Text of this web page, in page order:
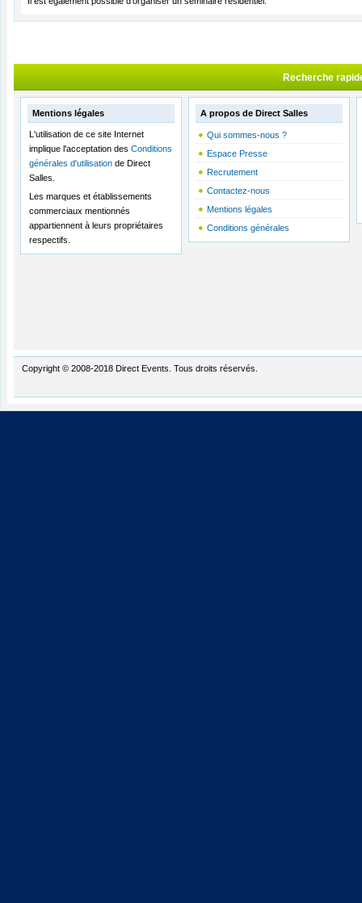
Recherche
Mentions légales
L'utilisation de ce site Internet
implique l'acceptation des Conditions
générales d'utilisation de Direct
Salles.
Les marques et établissements
commerciaux mentionnés
appartiennent à leurs propriétaires
respectifs.
A propos de Direct Salles
Qui sommes-nous ?
Espace Presse
Recrutement
Contactez-nous
Mentions légales
Conditions générales
Copyright © 2008-2018 Direct Events. Tous droits réservés.